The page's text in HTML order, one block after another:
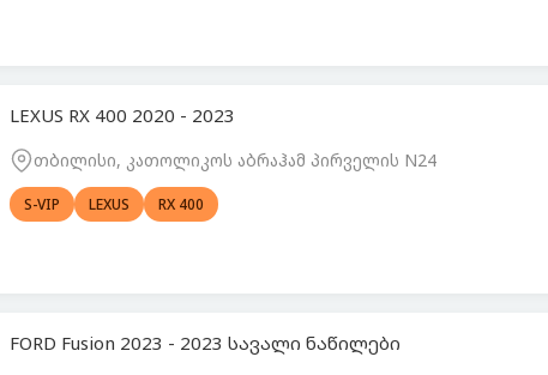
LEXUS RX 400 2020 - 2023
თბილისი, კათოლიკოს აბრაჰამ პირველის N24
S-VIP LEXUS RX 400
FORD Fusion 2023 - 2023 სავალი ნაწილები